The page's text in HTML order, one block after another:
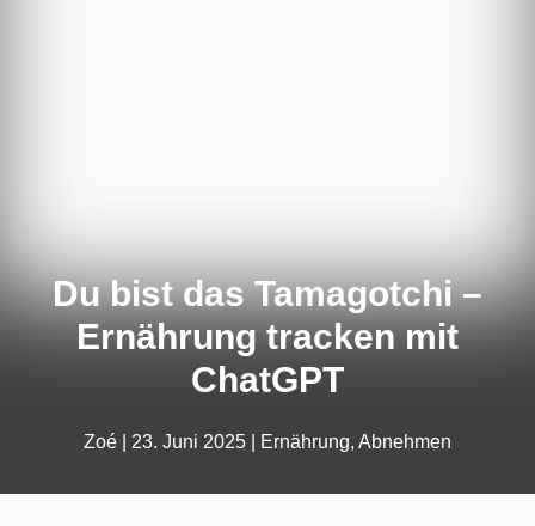
Du bist das Tamagotchi –
Ernährung tracken mit
ChatGPT
Zoé 23. Juni 2025 Ernährung, Abnehmen